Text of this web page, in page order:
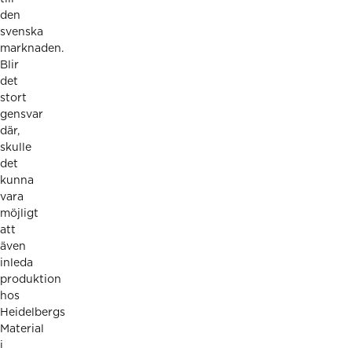
den
svenska
marknaden.
Blir
det
stort
gensvar
där,
skulle
det
kunna
vara
möjligt
att
även
inleda
produktion
hos
Heidelbergs
Material
i